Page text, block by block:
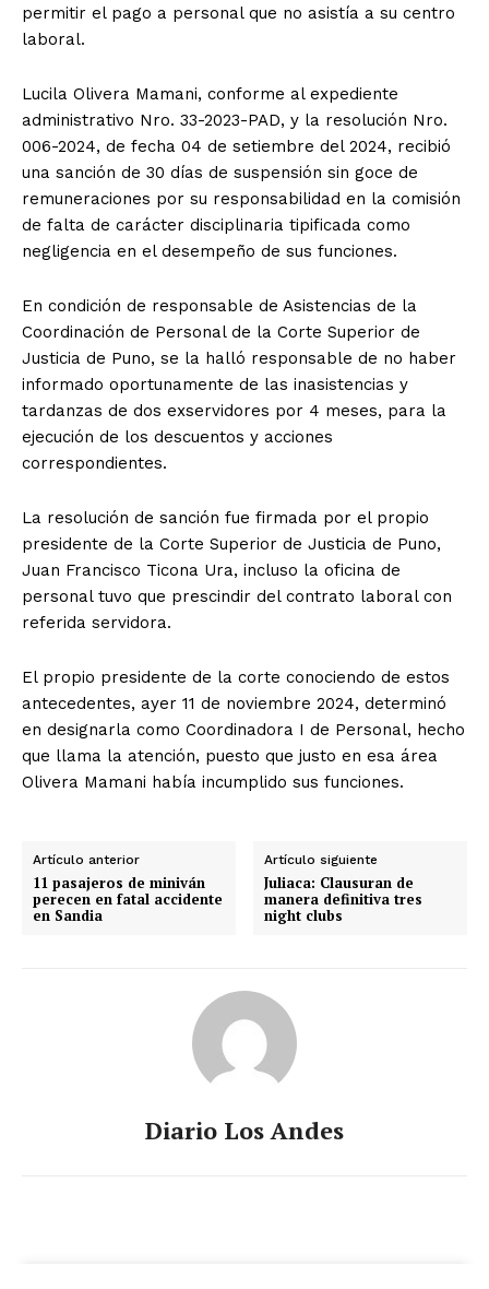
permitir el pago a personal que no asistía a su centro
laboral.
Lucila Olivera Mamani, conforme al expediente
administrativo Nro. 33-2023-PAD, y la resolución Nro.
006-2024, de fecha 04 de setiembre del 2024, recibió
una sanción de 30 días de suspensión sin goce de
remuneraciones por su responsabilidad en la comisión
de falta de carácter disciplinaria tipificada como
negligencia en el desempeño de sus funciones.
En condición de responsable de Asistencias de la
Coordinación de Personal de la Corte Superior de
Justicia de Puno, se la halló responsable de no haber
informado oportunamente de las inasistencias y
tardanzas de dos exservidores por 4 meses, para la
ejecución de los descuentos y acciones
correspondientes.
La resolución de sanción fue firmada por el propio
presidente de la Corte Superior de Justicia de Puno,
Juan Francisco Ticona Ura, incluso la oficina de
personal tuvo que prescindir del contrato laboral con
referida servidora.
El propio presidente de la corte conociendo de estos
antecedentes, ayer 11 de noviembre 2024, determinó
en designarla como Coordinadora I de Personal, hecho
que llama la atención, puesto que justo en esa área
Olivera Mamani había incumplido sus funciones.
Artículo anterior
11 pasajeros de miniván
perecen en fatal accidente
en Sandia
Artículo siguiente
Juliaca: Clausuran de
manera definitiva tres
night clubs
Diario Los Andes